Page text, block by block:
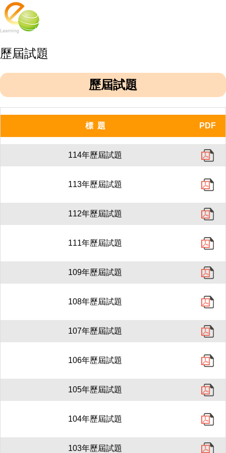
歷屆試題
歷屆試題
標 題 PDF
114年歷屆試題
113年歷屆試題
112年歷屆試題
111年歷屆試題
109年歷屆試題
108年歷屆試題
107年歷屆試題
106年歷屆試題
105年歷屆試題
104年歷屆試題
103年歷屆試題